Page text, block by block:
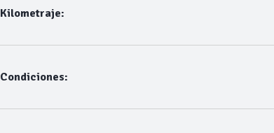
Kilometraje:
Condiciones: